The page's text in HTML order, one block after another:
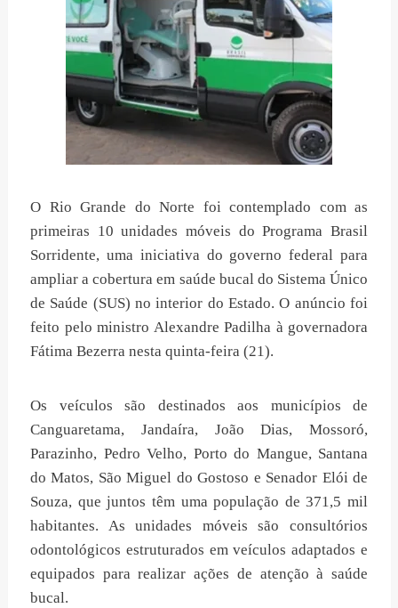
O Rio Grande do Norte foi contemplado com as
primeiras 10 unidades móveis do Programa Brasil
Sorridente, uma iniciativa do governo federal para
ampliar a cobertura em saúde bucal do Sistema Único
de Saúde (SUS) no interior do Estado. O anúncio foi
feito pelo ministro Alexandre Padilha à governadora
Fátima Bezerra nesta quinta-feira (21).
Os veículos são destinados aos municípios de
Canguaretama, Jandaíra, João Dias, Mossoró,
Parazinho, Pedro Velho, Porto do Mangue, Santana
do Matos, São Miguel do Gostoso e Senador Elói de
Souza, que juntos têm uma população de 371,5 mil
habitantes. As unidades móveis são consultórios
odontológicos estruturados em veículos adaptados e
equipados para realizar ações de atenção à saúde
bucal.